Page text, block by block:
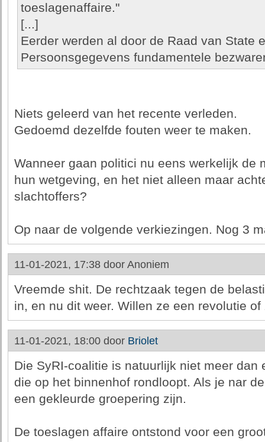
toeslagenaffaire."
[...]
Eerder werden al door de Raad van State
Persoonsgegevens fundamentele
Niets geleerd van het recente verleden.
Gedoemd dezelfde fouten weer te maken.
Wanneer gaan politici nu eens werkelijk de
hun wetgeving, en het niet alleen maar
slachtoffers?
Op naar de volgende verkiezingen. Nog 3
11-01-2021, 17:38 door Anoniem
Vreemde shit. De rechtzaak tegen de
in, en nu dit weer. Willen ze een revolutie of
11-01-2021, 18:00 door Briolet
Die SyRI-coalitie is natuurlijk niet meer dan
die op het binnenhof rondloopt. Als je nar
een gekleurde groepering zijn.
De toeslagen affaire ontstond voor een